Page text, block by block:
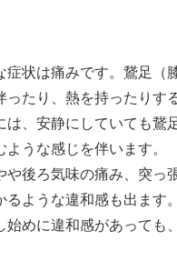
症状は痛みです。鵞足（
ったり、熱を持ったりす
は、安静にしていても鵞
ような感じを伴います。
や後ろ気味の痛み、突っ
るような違和感も出ます。
始めに違和感があっても